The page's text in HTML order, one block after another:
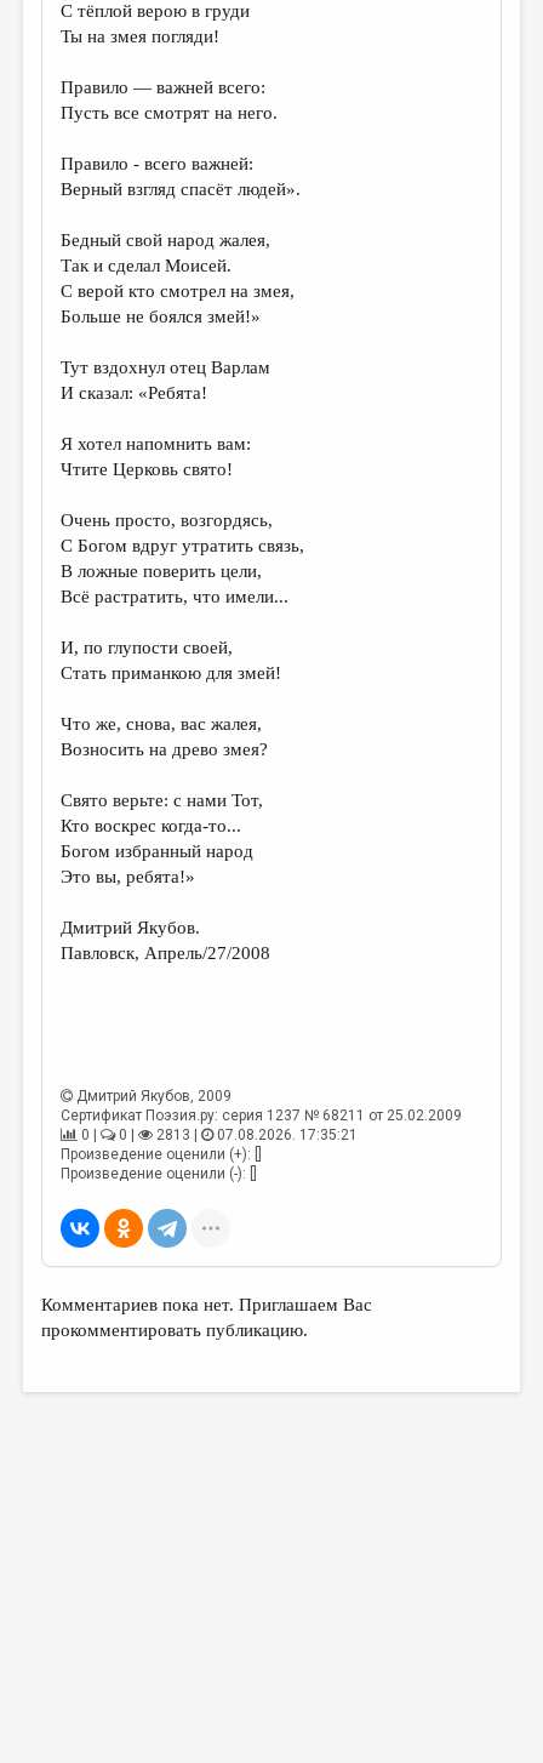
С тёплой верою в груди
Ты на змея погляди!
Правило — важней всего:
Пусть все смотрят на него.
Правило - всего важней:
Верный взгляд спасёт людей».
Бедный свой народ жалея,
Так и сделал Моисей.
С верой кто смотрел на змея,
Больше не боялся змей!»
Тут вздохнул отец Варлам
И сказал: «Ребята!
Я хотел напомнить вам:
Чтите Церковь свято!
Очень просто, возгордясь,
С Богом вдруг утратить связь,
В ложные поверить цели,
Всё растратить, что имели...
И, по глупости своей,
Стать приманкою для змей!
Что же, снова, вас жалея,
Возносить на древо змея?
Свято верьте: с нами Тот,
Кто воскрес когда-то...
Богом избранный народ
Это вы, ребята!»
Дмитрий Якубов.
Павловск, Апрель/27/2008
Дмитрий Якубов, 2009
Сертификат Поэзия.ру: серия 1237 № 68211 от 25.02.2009
0 |
0 | 2813 |
07.08.2026. 17:35:21
Произведение оценили (+): []
Произведение оценили (-): []
Комментариев пока нет. Приглашаем Вас
прокомментировать публикацию.